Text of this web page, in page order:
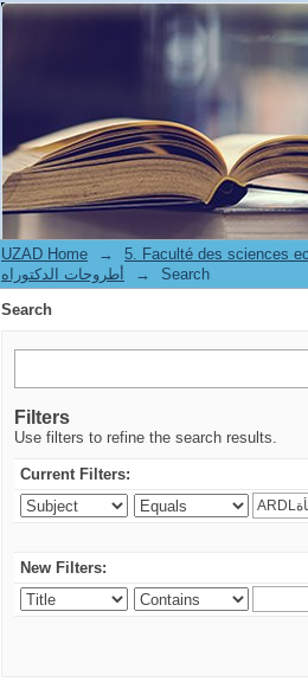
Search
UZAD Home → 5. Faculté des sciences
أطروحات الدكتوراه
→
Search
Search
Filters
Use filters to refine the search results.
Current Filters:
New Filters: